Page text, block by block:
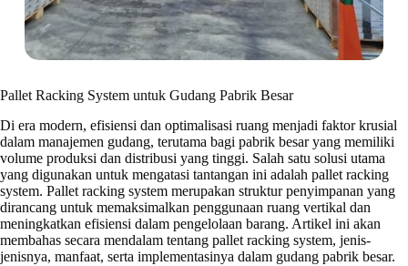
Pallet Racking System untuk Gudang Pabrik Besar
Di era modern, efisiensi dan optimalisasi ruang menjadi faktor krusial
dalam manajemen gudang, terutama bagi pabrik besar yang memiliki
volume produksi dan distribusi yang tinggi. Salah satu solusi utama
yang digunakan untuk mengatasi tantangan ini adalah pallet racking
system. Pallet racking system merupakan struktur penyimpanan yang
dirancang untuk memaksimalkan penggunaan ruang vertikal dan
meningkatkan efisiensi dalam pengelolaan barang. Artikel ini akan
membahas secara mendalam tentang pallet racking system, jenis-
jenisnya, manfaat, serta implementasinya dalam gudang pabrik besar.